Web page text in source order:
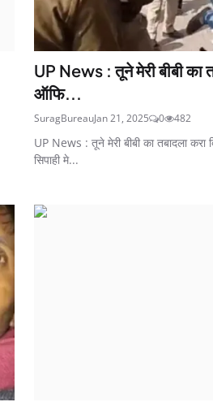
UP News : तूने मेरी बीबी का
ऑफि...
SuragBureauJan 21, 2025 0 482
UP News : तूने मेरी बीबी का तबादला करा
सिपाही मे...